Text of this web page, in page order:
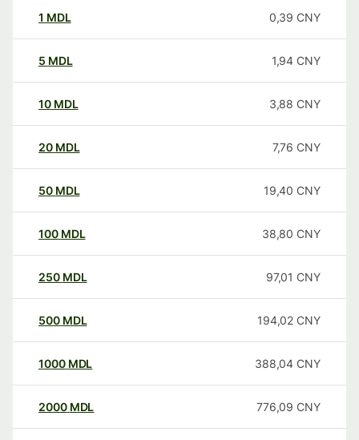
1 MDL 0,39 CNY
5 MDL 1,94 CNY
10 MDL 3,88 CNY
20 MDL 7,76 CNY
50 MDL 19,40 CNY
100 MDL 38,80 CNY
250 MDL 97,01 CNY
500 MDL 194,02 CNY
1000 MDL 388,04 CNY
2000 MDL 776,09 CNY